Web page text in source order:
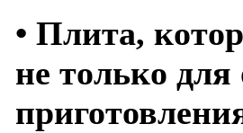
• Плита,
не только